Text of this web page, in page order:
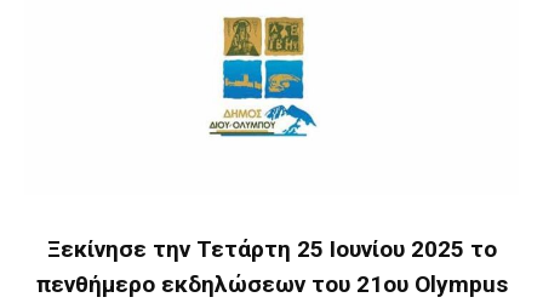
Ξεκίνησε την Τετάρτη 25 Ιουνίου 2025 το
πενθήμερο εκδηλώσεων του 21ου Olympus